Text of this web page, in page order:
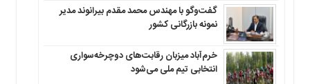
گفت‌وگو با مهندس محمد مقدم بیرانوند مدیر
نمونه بازرگانی کشور
خرم‌آباد میزبان رقابت‌های دوچرخه‌سواری
انتخابی تیم ملی می‌شود